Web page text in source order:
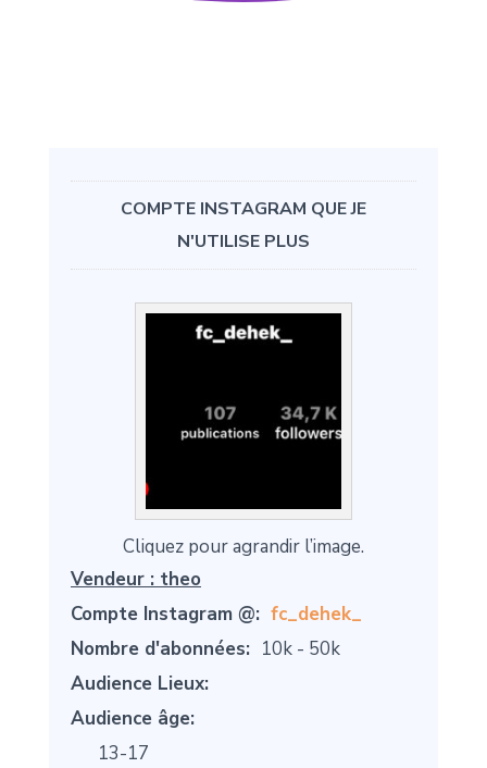
COMPTE INSTAGRAM QUE JE
N'UTILISE PLUS
Cliquez pour agrandir l’image.
Vendeur : theo
Compte Instagram @: fc_dehek_
Nombre d'abonnées: 10k - 50k
Audience Lieux:
Audience âge:
13-17